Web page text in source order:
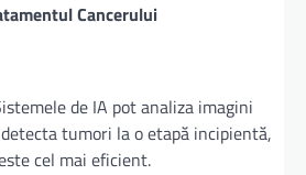
Cancerului
de IA pot analiza imagini
tumori la o etapă incipientă,
cel mai eficient.